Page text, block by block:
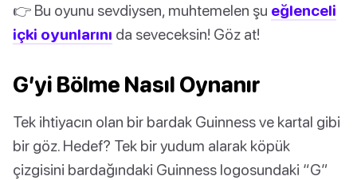
👉 Bu oyunu sevdiysen, muhtemelen şu eğlenceli
içki oyunlarını da seveceksin! Göz at!
G’yi Bölme Nasıl Oynanır
Tek ihtiyacın olan bir bardak Guinness ve kartal gibi
bir göz. Hedef? Tek bir yudum alarak köpük
çizgisini bardağındaki Guinness logosundaki “G”